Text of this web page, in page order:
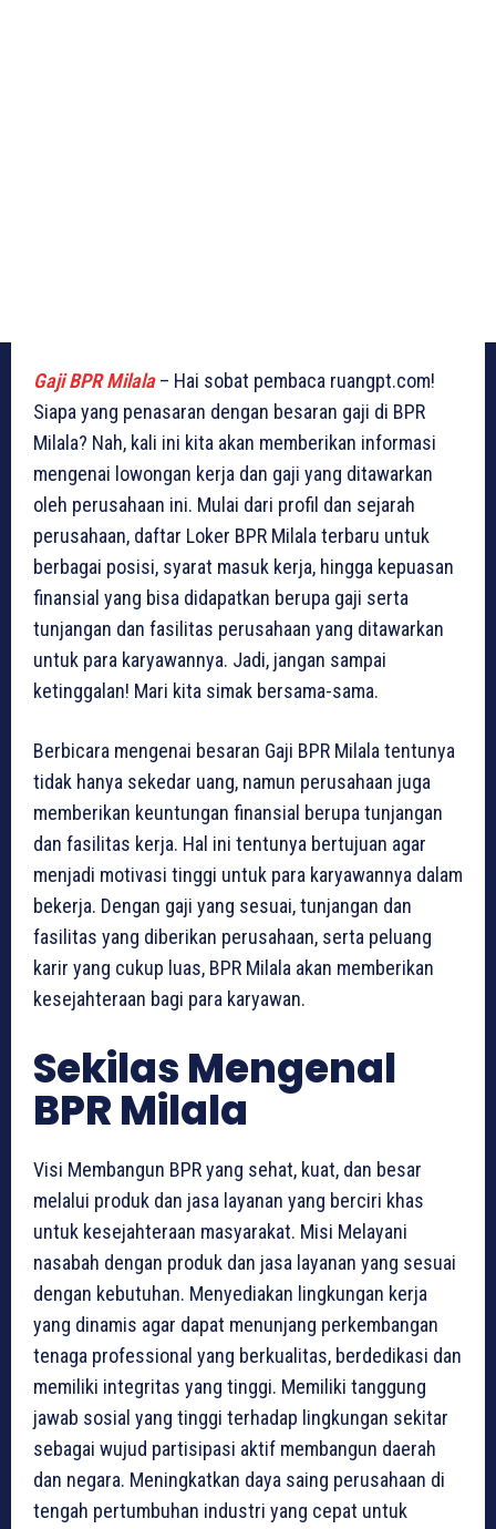
Gaji BPR Milala– Hai sobat pembaca ruangpt.com!
Siapa yang penasaran dengan besaran gaji di BPR
Milala? Nah, kali ini kita akan memberikan informasi
mengenai lowongan kerja dan gaji yang ditawarkan
oleh perusahaan ini. Mulai dari profil dan sejarah
perusahaan, daftar Loker BPR Milala terbaru untuk
berbagai posisi, syarat masuk kerja, hingga kepuasan
finansial yang bisa didapatkan berupa gaji serta
tunjangan dan fasilitas perusahaan yang ditawarkan
untuk para karyawannya. Jadi, jangan sampai
ketinggalan! Mari kita simak bersama-sama.
Berbicara mengenai besaran Gaji BPR Milala tentunya
tidak hanya sekedar uang, namun perusahaan juga
memberikan keuntungan finansial berupa tunjangan
dan fasilitas kerja. Hal ini tentunya bertujuan agar
menjadi motivasi tinggi untuk para karyawannya dalam
bekerja. Dengan gaji yang sesuai, tunjangan dan
fasilitas yang diberikan perusahaan, serta peluang
karir yang cukup luas, BPR Milala akan memberikan
kesejahteraan bagi para karyawan.
Sekilas Mengenal
BPR Milala
Visi Membangun BPR yang sehat, kuat, dan besar
melalui produk dan jasa layanan yang berciri khas
untuk kesejahteraan masyarakat. Misi Melayani
nasabah dengan produk dan jasa layanan yang sesuai
dengan kebutuhan. Menyediakan lingkungan kerja
yang dinamis agar dapat menunjang perkembangan
tenaga professional yang berkualitas, berdedikasi dan
memiliki integritas yang tinggi. Memiliki tanggung
jawab sosial yang tinggi terhadap lingkungan sekitar
sebagai wujud partisipasi aktif membangun daerah
dan negara. Meningkatkan daya saing perusahaan di
tengah pertumbuhan industri yang cepat untuk